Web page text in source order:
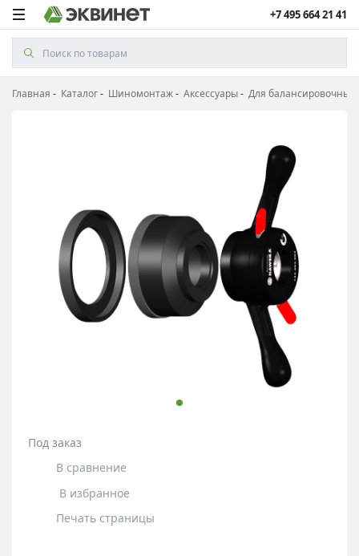
+7 495 664 21 41
Главная Каталог Шиномонтаж Аксессуары Для балансировочных
Под заказ
В сравнение
В избранное
Печать страницы